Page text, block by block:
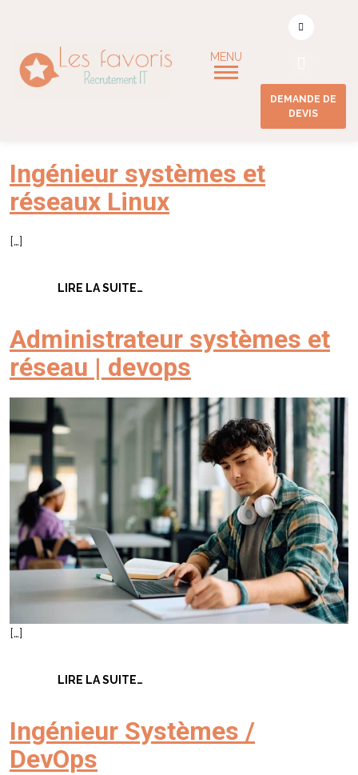
DEMANDE DE
DEVIS
Compétence
techniques :
Linux
Ingénieur systèmes et
réseaux Linux
[…]
LIRE LA SUITE…
Administrateur systèmes et
réseau | devops
[…]
LIRE LA SUITE…
Ingénieur Systèmes /
DevOps